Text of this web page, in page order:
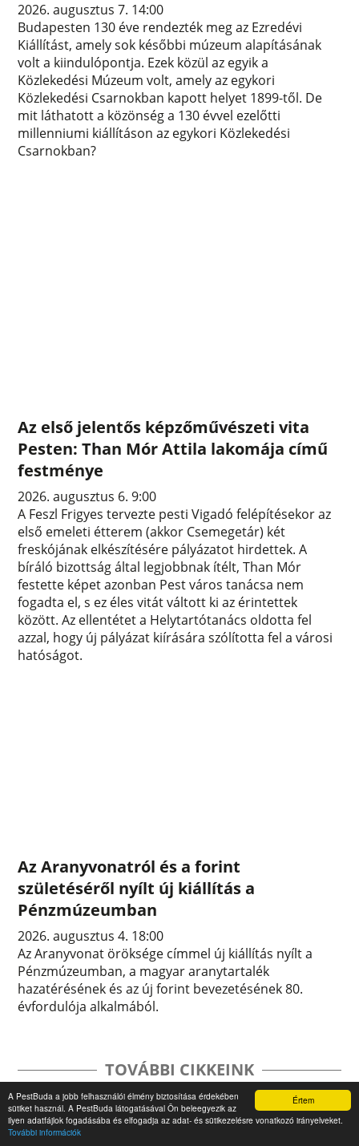
Értem
A PestBuda a jobb felhasználói élmény biztosítása érdekében
sütiket használ. A PestBuda látogatásával Ön beleegyezik az
ilyen adatfájlok fogadásába és elfogadja az adat- és sütikezelésre vonatkozó irányelveket.
További információk
2026. augusztus 7. 14:00
Budapesten 130 éve rendezték meg az Ezredévi
Kiállítást, amely sok későbbi múzeum alapításának
volt a kiindulópontja. Ezek közül az egyik a
Közlekedési Múzeum volt, amely az egykori
Közlekedési Csarnokban kapott helyet 1899-től. De
mit láthatott a közönség a 130 évvel ezelőtti
millenniumi kiállításon az egykori Közlekedési
Csarnokban?
Az első jelentős képzőművészeti vita
Pesten: Than Mór Attila lakomája című
festménye
2026. augusztus 6. 9:00
A Feszl Frigyes tervezte pesti Vigadó felépítésekor az
első emeleti étterem (akkor Csemegetár) két
freskójának elkészítésére pályázatot hirdettek. A
bíráló bizottság által legjobbnak ítélt, Than Mór
festette képet azonban Pest város tanácsa nem
fogadta el, s ez éles vitát váltott ki az érintettek
között. Az ellentétet a Helytartótanács oldotta fel
azzal, hogy új pályázat kiírására szólította fel a városi
hatóságot.
Az Aranyvonatról és a forint
születéséről nyílt új kiállítás a
Pénzmúzeumban
2026. augusztus 4. 18:00
Az Aranyvonat öröksége címmel új kiállítás nyílt a
Pénzmúzeumban, a magyar aranytartalék
hazatérésének és az új forint bevezetésének 80.
évfordulója alkalmából.
TOVÁBBI CIKKEINK